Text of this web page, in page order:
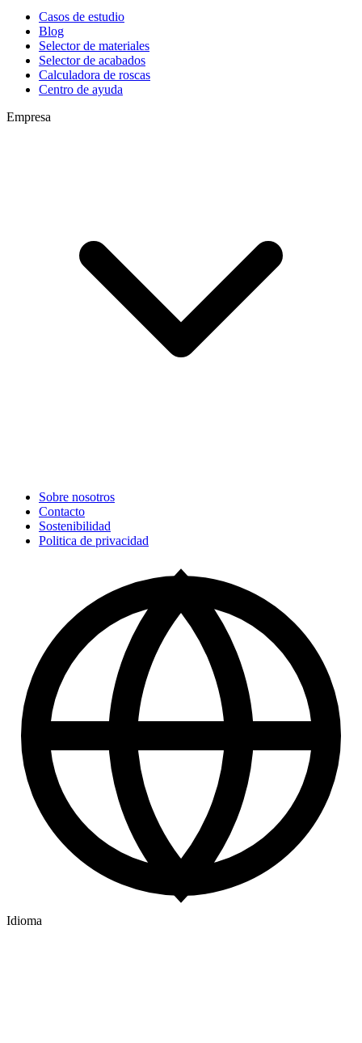
Casos de estudio
Blog
Selector de materiales
Selector de acabados
Calculadora de roscas
Centro de ayuda
Empresa
Sobre nosotros
Contacto
Sostenibilidad
Politica de privacidad
Idioma